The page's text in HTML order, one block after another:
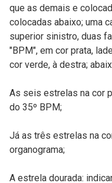
que as demais e
colocadas abaixo; uma
superior sinistro, duas
"BPM", em cor prata,
cor verde, à destra;
As seis estrelas na cor
do 35º BPM;
Já as três estrelas na
organograma;
A estrela dourada: